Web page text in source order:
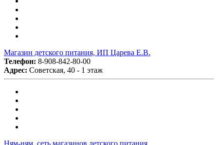
Магазин детского питания, ИП Царева Е.В.
Телефон: 8-908-842-80-00
Адрес: Советская, 40 - 1 этаж
Ням-ням, сеть магазинов детского питания